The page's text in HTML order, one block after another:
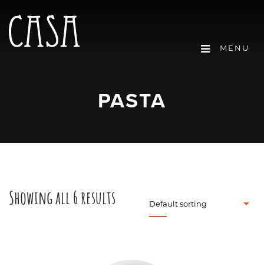
MENU
PASTA
Showing all 6 results